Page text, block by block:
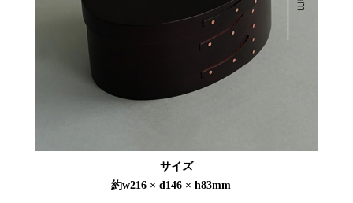
サイズ
約w216 × d146 × h83mm